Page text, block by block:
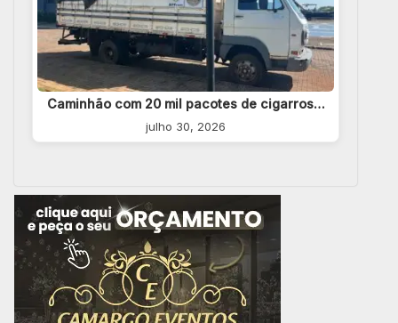
Caminhão com 20 mil pacotes de cigarros…
julho 30, 2026